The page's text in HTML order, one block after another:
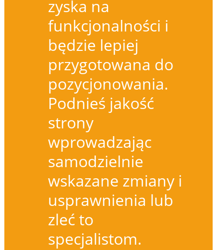
zyska na
funkcjonalności i
będzie lepiej
przygotowana do
pozycjonowania.
Podnieś jakość
strony
wprowadzając
samodzielnie
wskazane zmiany i
usprawnienia lub
zleć to
specjalistom.